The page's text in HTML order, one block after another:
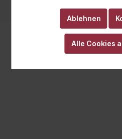
Realisiert mit
Ablehnen
Alle Cookies